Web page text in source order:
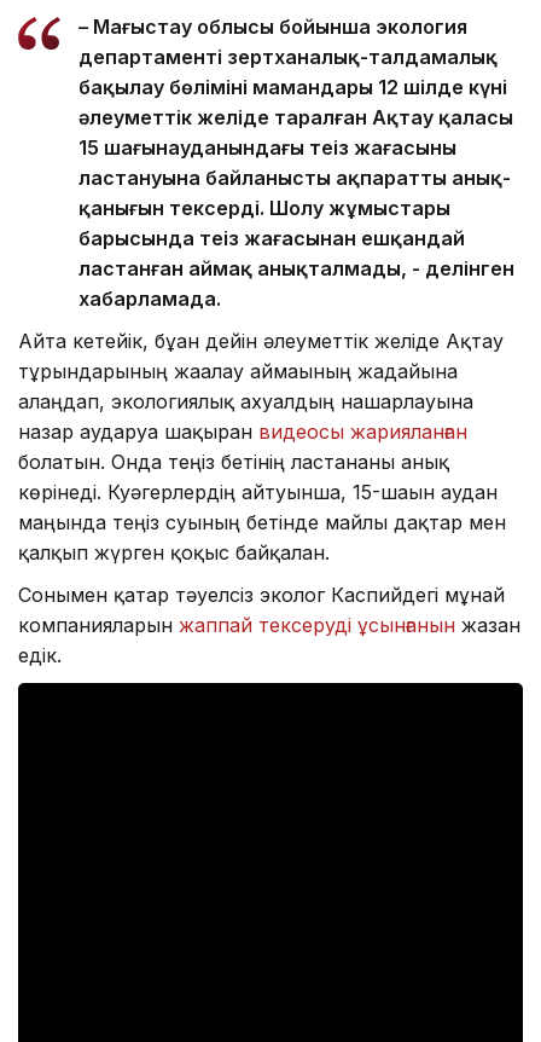
– Маңғыстау облысы бойынша экология
департаменті зертханалық-талдамалық
бақылау бөлімінің мамандары 12 шілде күні
әлеуметтік желіде таралған Ақтау қаласы
15 шағынауданындағы теңіз жағасының
ластануына байланысты ақпараттың анық-
қанығын тексерді. Шолу жұмыстары
барысында теңіз жағасынан ешқандай
ластанған аймақ анықталмады, - делінген
хабарламада.
Айта кетейік, бұған дейін әлеуметтік желіде Ақтау
тұрғындарының жағалау аймағының жағдайына
алаңдап, экологиялық ахуалдың нашарлауына
назар аударуға шақырған видеосы жарияланған
болатын. Онда теңіз бетінің ластанғаны анық
көрінеді. Куәгерлердің айтуынша, 15-шағын аудан
маңында теңіз суының бетінде майлы дақтар мен
қалқып жүрген қоқыс байқалған.
Сонымен қатар тәуелсіз эколог Каспийдегі мұнай
компанияларын жаппай тексеруді ұсынғанын жазған
едік.